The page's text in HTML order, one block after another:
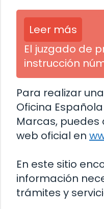
Leer más
El juzgado de
instrucción
Para realizar
Oficina
Marcas,
web oficial en
En este sitio
información
trámites y